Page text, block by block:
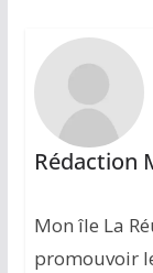
Rédaction
Mon île La
promouvoir